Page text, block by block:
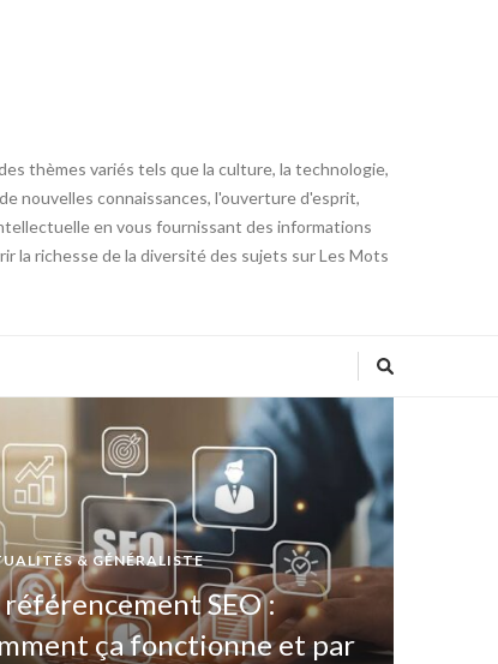
thèmes variés tels que la culture, la technologie,
nouvelles connaissances, l'ouverture d'esprit,
en vous fournissant des informations
la richesse de la diversité des sujets sur Les Mots
& GÉNÉRALISTE
référencement SEO :
ça fonctionne et par